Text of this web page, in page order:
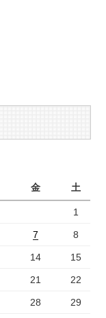
金 土
1
7 8
14 15
21 22
28 29